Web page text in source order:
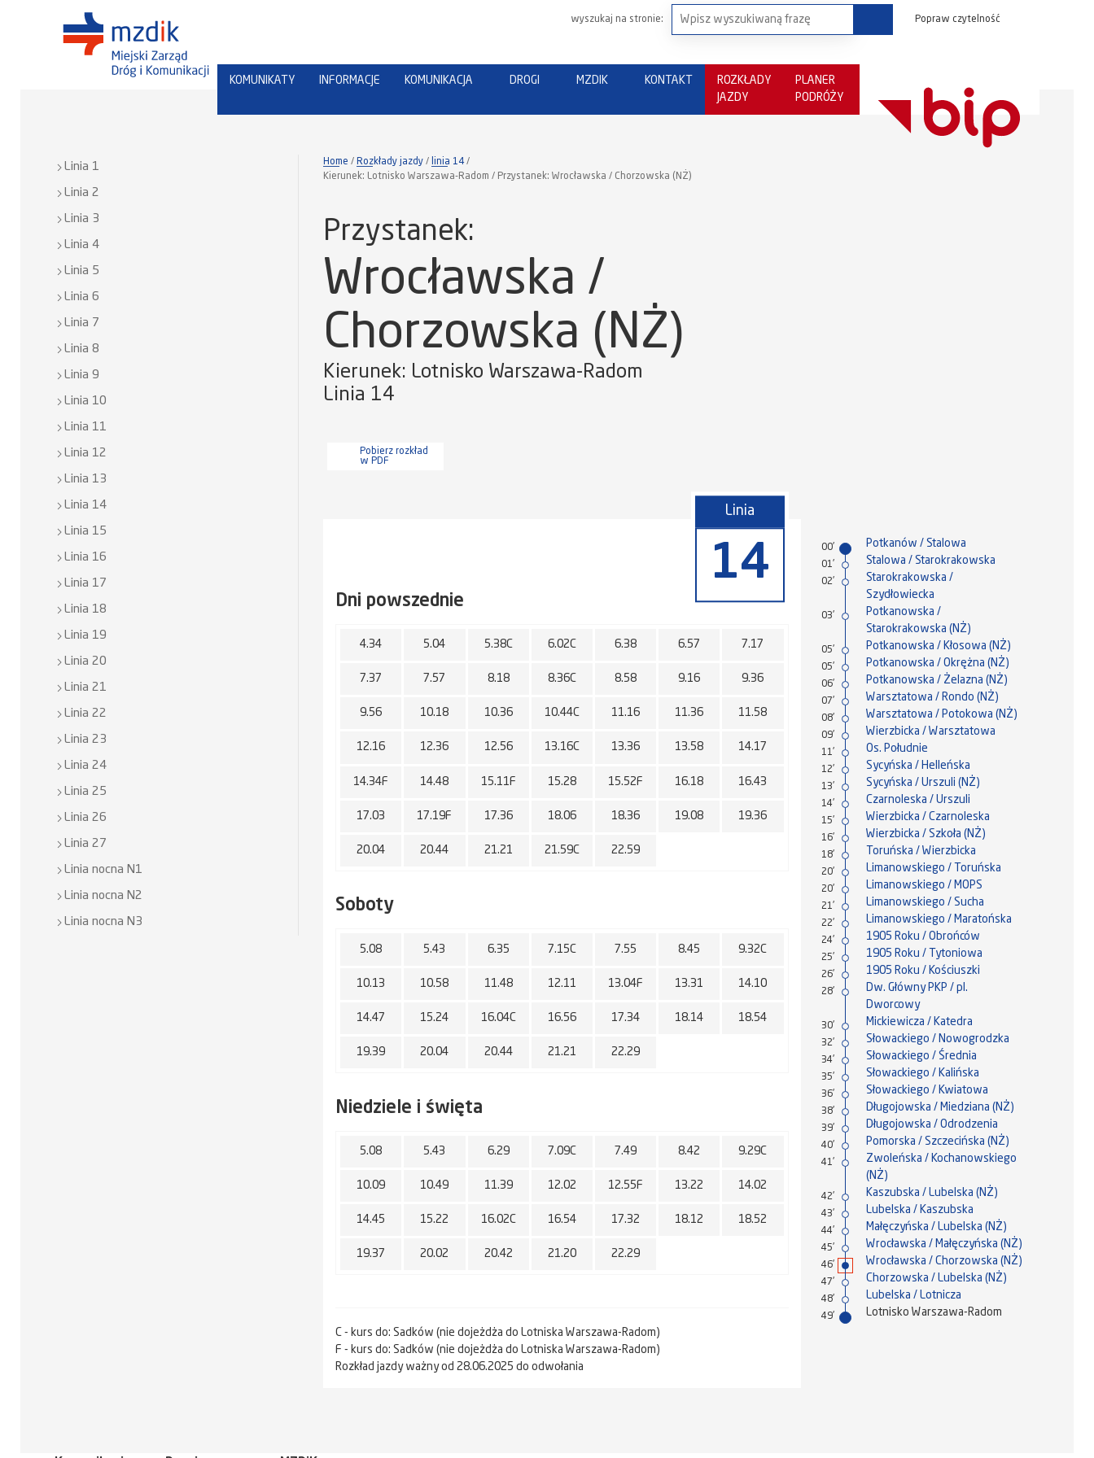
Popraw czytelność
KOMUNIKATY INFORMACJE KOMUNIKACJA DROGI MZDIK KONTAKT
ROZKŁADY
JAZDY
PLANER
PODRÓŻY
wyszukaj na stronie:
Home Rozkłady jazdy
linia 14
Kierunek: Lotnisko Warszawa-Radom / Przystanek: Wrocławska / Chorzowska (NŻ)
Przystanek:
Wrocławska /
Chorzowska (NŻ)
Kierunek: Lotnisko Warszawa-Radom
Linia 14
Pobierz rozkład
w PDF
Linia
14
Dni powszednie
4.34 5.04 5.38C 6.02C 6.38 6.57 7.17
7.37 7.57 8.18 8.36C 8.58 9.16 9.36
9.56 10.18 10.36 10.44C 11.16 11.36 11.58
12.16 12.36 12.56 13.16C 13.36 13.58 14.17
14.34F 14.48 15.11F 15.28 15.52F 16.18 16.43
17.03 17.19F 17.36 18.06 18.36 19.08 19.36
20.04 20.44 21.21 21.59C 22.59
Soboty
5.08 5.43 6.35 7.15C 7.55 8.45 9.32C
10.13 10.58 11.48 12.11 13.04F 13.31 14.10
14.47 15.24 16.04C 16.56 17.34 18.14 18.54
19.39 20.04 20.44 21.21 22.29
Niedziele i święta
5.08 5.43 6.29 7.09C 7.49 8.42 9.29C
10.09 10.49 11.39 12.02 12.55F 13.22 14.02
14.45 15.22 16.02C 16.54 17.32 18.12 18.52
19.37 20.02 20.42 21.20 22.29
C - kurs do: Sadków (nie dojeżdża do Lotniska Warszawa-Radom)
F - kurs do: Sadków (nie dojeżdża do Lotniska Warszawa-Radom)
Rozkład jazdy ważny od 28.06.2025 do odwołania
00' Potkanów / Stalowa
01' Stalowa / Starokrakowska
02'
Starokrakowska /
Szydłowiecka
03'
Potkanowska /
Starokrakowska (NŻ)
05' Potkanowska / Kłosowa (NŻ)
05' Potkanowska / Okrężna (NŻ)
06' Potkanowska / Żelazna (NŻ)
07' Warsztatowa / Rondo (NŻ)
08' Warsztatowa / Potokowa (NŻ)
09' Wierzbicka / Warsztatowa
11' Os. Południe
12' Sycyńska / Helleńska
13' Sycyńska / Urszuli (NŻ)
14' Czarnoleska / Urszuli
15' Wierzbicka / Czarnoleska
16' Wierzbicka / Szkoła (NŻ)
18' Toruńska / Wierzbicka
20' Limanowskiego / Toruńska
20' Limanowskiego / MOPS
21' Limanowskiego / Sucha
22' Limanowskiego / Maratońska
24' 1905 Roku / Obrońców
25' 1905 Roku / Tytoniowa
26' 1905 Roku / Kościuszki
28'
Dw. Główny PKP / pl.
Dworcowy
30' Mickiewicza / Katedra
32' Słowackiego / Nowogrodzka
34' Słowackiego / Średnia
35' Słowackiego / Kalińska
36' Słowackiego / Kwiatowa
38' Długojowska / Miedziana (NŻ)
39' Długojowska / Odrodzenia
40' Pomorska / Szczecińska (NŻ)
41'
Zwoleńska / Kochanowskiego
(NŻ)
42' Kaszubska / Lubelska (NŻ)
43' Lubelska / Kaszubska
44' Małęczyńska / Lubelska (NŻ)
45' Wrocławska / Małęczyńska (NŻ)
46' Wrocławska / Chorzowska (NŻ)
47' Chorzowska / Lubelska (NŻ)
48' Lubelska / Lotnicza
49' Lotnisko Warszawa-Radom
Linia 1
Linia 2
Linia 3
Linia 4
Linia 5
Linia 6
Linia 7
Linia 8
Linia 9
Linia 10
Linia 11
Linia 12
Linia 13
Linia 14
Linia 15
Linia 16
Linia 17
Linia 18
Linia 19
Linia 20
Linia 21
Linia 22
Linia 23
Linia 24
Linia 25
Linia 26
Linia 27
Linia nocna N1
Linia nocna N2
Linia nocna N3